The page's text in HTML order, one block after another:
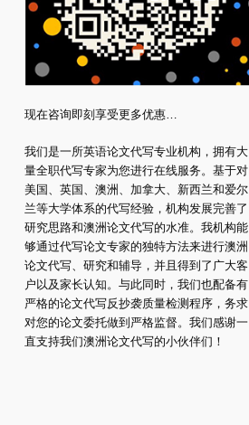
现在咨询即刻享受更多优惠…
我们是一所英语论文代写专业机构，拥有大
量全职代写专家为您进行在线服务。基于对
美国、英国、澳洲、加拿大、新西兰和爱尔
兰等大学体系的代写经验，机构发展完善了
研究思路和澳洲论文代写的水准。我机构能
够通过代写论文专家的独特方法来进行澳洲
论文代写、研究和辅导，并且得到了广大客
户以及家长认知。与此同时，我们也配备有
严格的论文代写反抄袭质量检测程序，务求
对您的论文委托做到严格监督。我们感谢一
直支持我们澳洲论文代写的小伙伴们！